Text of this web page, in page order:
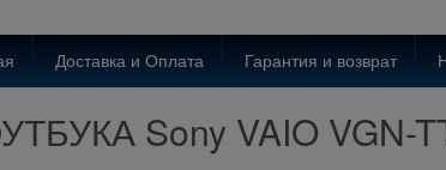
Доставка и Оплата Гарантия и возврат
Sony VAIO VGN-